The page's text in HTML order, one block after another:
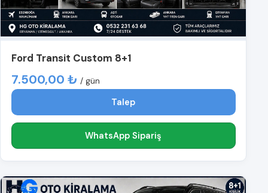
Ford Transit Custom 8+1
7.500,00 ₺ / gün
Talep
WhatsApp Sipariş